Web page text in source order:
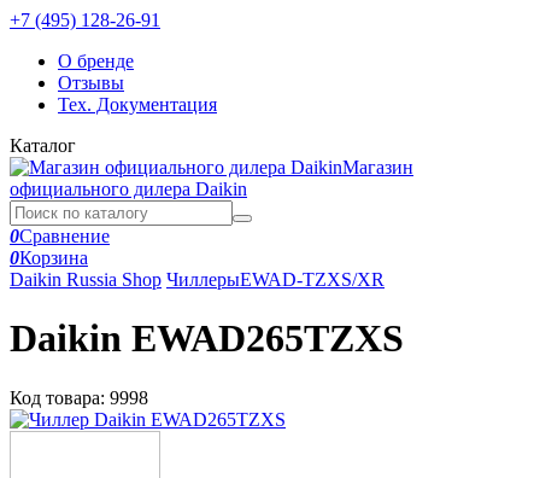
+7 (495) 128-26-91
О бренде
Отзывы
Тех. Документация
Каталог
Магазин
официального дилера Daikin
0Сравнение
0Корзина
Daikin Russia Shop ЧиллерыEWAD-TZXS/XR
Daikin EWAD265TZXS
Код товара: 9998